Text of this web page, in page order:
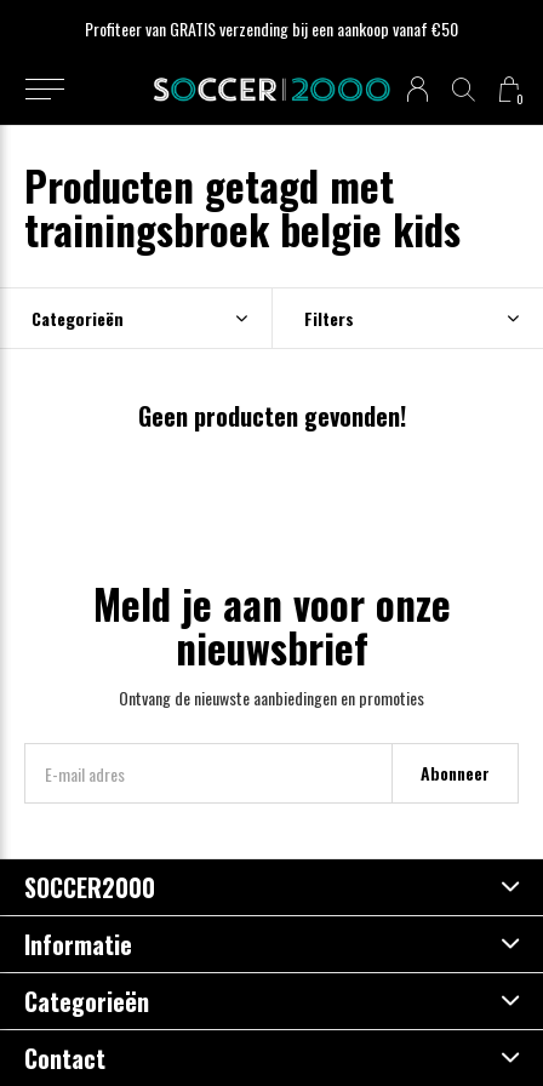
0
Profiteer van GRATIS verzending bij een aankoop vanaf €50
Producten getagd met
trainingsbroek belgie kids
Categorieën Filters
Geen producten gevonden!
Meld je aan voor onze
nieuwsbrief
Ontvang de nieuwste aanbiedingen en promoties
Abonneer
SOCCER2000
Informatie
Categorieën
Contact